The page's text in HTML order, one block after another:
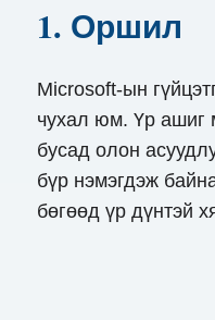
1. Оршил
Microsoft-ын
чухал юм. Үр ашиг
бусад олон
бүр нэмэгдэж
бөгөөд үр дүнтэй